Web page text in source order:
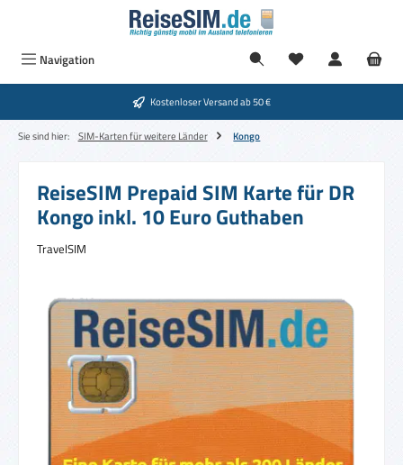
Zum Hauptinhalt springen
Navigation
Kostenloser Versand ab 50 €
Sie sind hier: SIM-Karten für weitere Länder Kongo
ReiseSIM Prepaid SIM Karte für DR
Kongo inkl. 10 Euro Guthaben
TravelSIM
Bildergalerie überspringen